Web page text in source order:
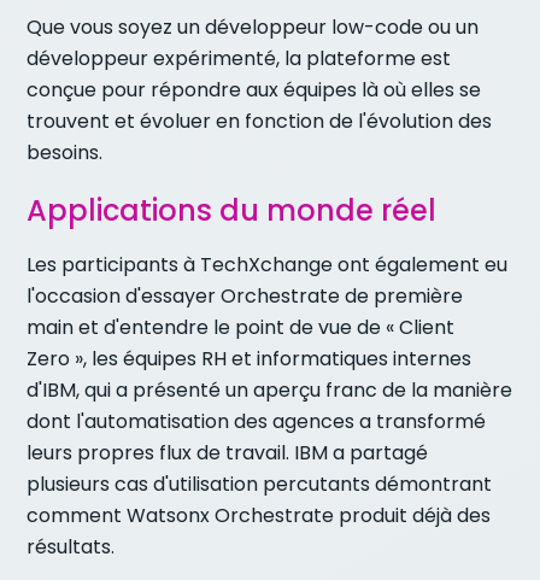
Que vous soyez un développeur low-code ou un
développeur expérimenté, la plateforme est
conçue pour répondre aux équipes là où elles se
trouvent et évoluer en fonction de l'évolution des
besoins.
Applications du monde réel
Les participants à TechXchange ont également eu
l'occasion d'essayer Orchestrate de première
main et d'entendre le point de vue de « Client
Zero », les équipes RH et informatiques internes
d'IBM, qui a présenté un aperçu franc de la manière
dont l'automatisation des agences a transformé
leurs propres flux de travail. IBM a partagé
plusieurs cas d'utilisation percutants démontrant
comment Watsonx Orchestrate produit déjà des
résultats.